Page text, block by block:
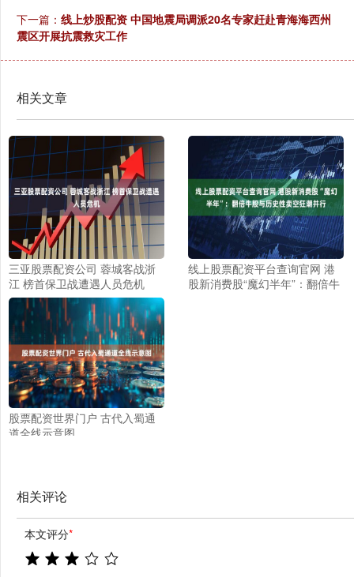
下一篇： 线上炒股配资 中国地震局调派20名专家赶赴青海海西州
震区开展抗震救灾工作
相关文章
三亚股票配资公司 蓉城客战浙
江 榜首保卫战遭遇人员危机
线上股票配资平台查询官网 港
股新消费股“魔幻半年”：翻倍牛
股票配资世界门户 古代入蜀通
道全线示意图
相关评论
本文评分*